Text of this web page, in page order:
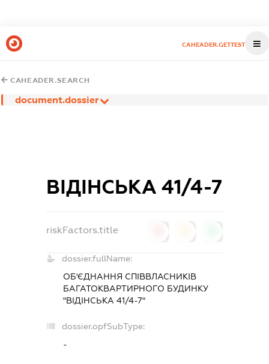
CAHEADER.GETTEST
CAHEADER.SEARCH
document.dossier
ВІДІНСЬКА 41/4-7
riskFactors.title
dossier.fullName:
ОБ'ЄДНАННЯ СПІВВЛАСНИКІВ
БАГАТОКВАРТИРНОГО БУДИНКУ
"ВІДІНСЬКА 41/4-7"
dossier.opfSubType:
-